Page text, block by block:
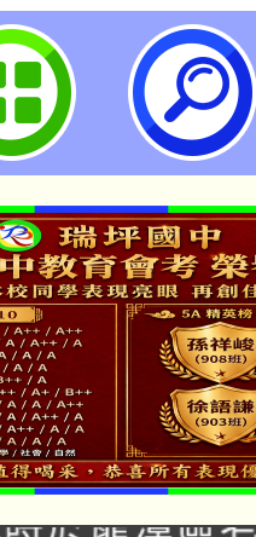
委員會辦理「
與國際交流座
，並轉知鼓勵
8/29、30在
! 於龍潭區